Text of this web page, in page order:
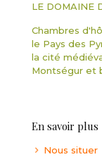
LE DOMAINE
Chambres
le Pays des
la cité
Montségur et
En savoir plus
Nous situer